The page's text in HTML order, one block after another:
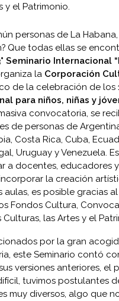
y el Patrimonio.
personas de La Habana,
Que todas ellas se
Seminario Internacional
la Corporación
de la celebración de los
para niños, niñas y
convocatoria, se
de personas de
Costa Rica, Cuba,
Uruguay y Venezuela.
a docentes, educadores
la creación
aulas, es posible gracias al
Fondos Cultura,
las Artes y el
por la gran
este Seminario contó
versiones anteriores, el
tuvimos postulantes
muy diversos, algo que